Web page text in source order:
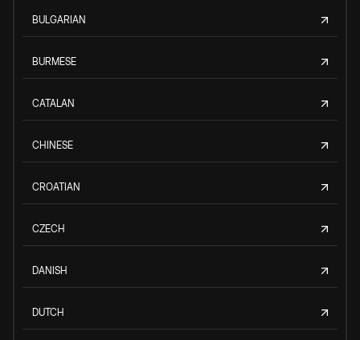
BULGARIAN
BURMESE
CATALAN
CHINESE
CROATIAN
CZECH
DANISH
DUTCH